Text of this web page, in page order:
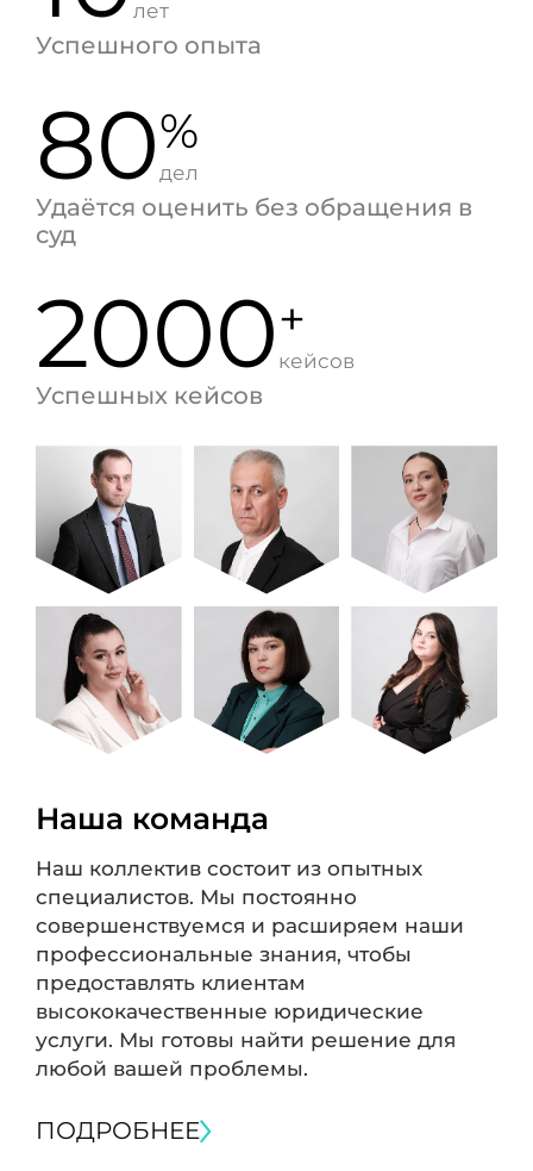
лет
Успешного опыта
80%
дел
Удаётся оценить без обращения в
суд
2000+
кейсов
Успешных кейсов
Наша команда
Наш коллектив состоит из опытных
специалистов. Мы постоянно
совершенствуемся и расширяем наши
профессиональные знания, чтобы
предоставлять клиентам
высококачественные юридические
услуги. Мы готовы найти решение для
любой вашей проблемы.
ПОДРОБНЕЕ